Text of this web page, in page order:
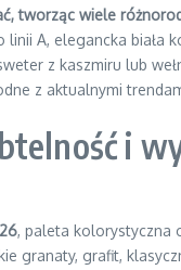
tworząc wiele
A, elegancka
z kaszmiru lub
z aktualnymi
i
, paleta kolorystyczna
granaty, grafit,